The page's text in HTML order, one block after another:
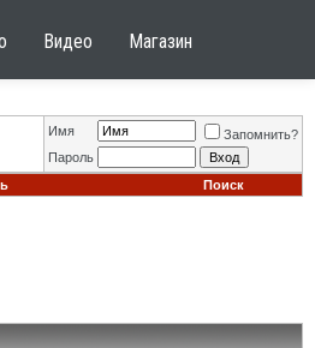
Видео Магазин
Имя
Запомнить?
Пароль
Поиск